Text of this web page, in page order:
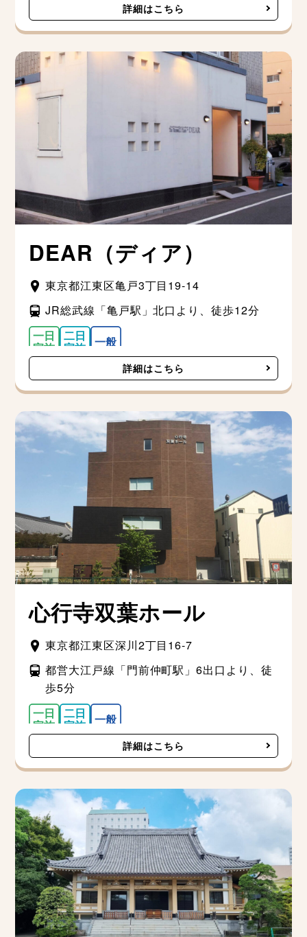
詳細はこちら
DEAR（ディア）
東京都江東区亀戸3丁目19-14
JR総武線「亀戸駅」北口より、徒歩12分
詳細はこちら
心行寺双葉ホール
東京都江東区深川2丁目16-7
都営大江戸線「門前仲町駅」6出口より、徒
歩5分
詳細はこちら